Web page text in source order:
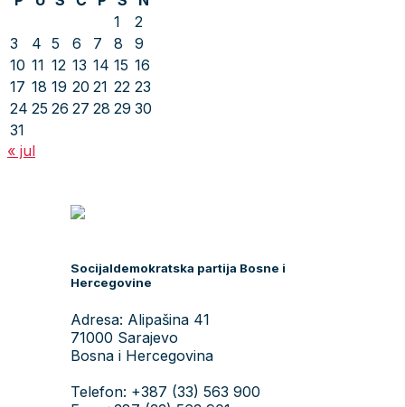
1
2
3
4 5 6 7 8
9
10 11 12 13 14 15 16
17 18 19 20 21 22 23
24 25 26 27 28 29 30
31
« jul
Socijaldemokratska partija Bosne i
Hercegovine
Adresa: Alipašina 41
71000 Sarajevo
Bosna i Hercegovina
Telefon: +387 (33) 563 900